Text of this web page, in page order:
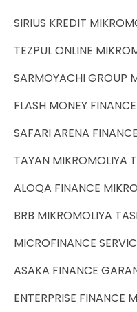
SIRIUS KREDIT
TEZPUL ONLINE
SARMOYACHI GROUP
FLASH MONEY
SAFARI ARENA
TAYAN MIKROMOLIYA
ALOQA FINANCE
BRB MIKROMOLIYA
MICROFINANCE
ASAKA FINANCE
ENTERPRISE FINANCE